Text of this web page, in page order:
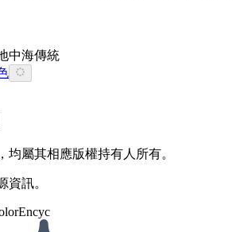
中海傳統
均屬其相應版權持有人所有。
資訊。